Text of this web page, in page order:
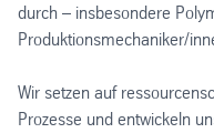
durch – insbesondere
Produktionsmechaniker/
Wir setzen auf
Prozesse und entwickeln